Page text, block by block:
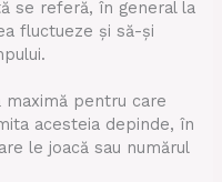
se referă, în general la
fluctueze și să-și
pentru care
acesteia depinde, în
le joacă sau numărul